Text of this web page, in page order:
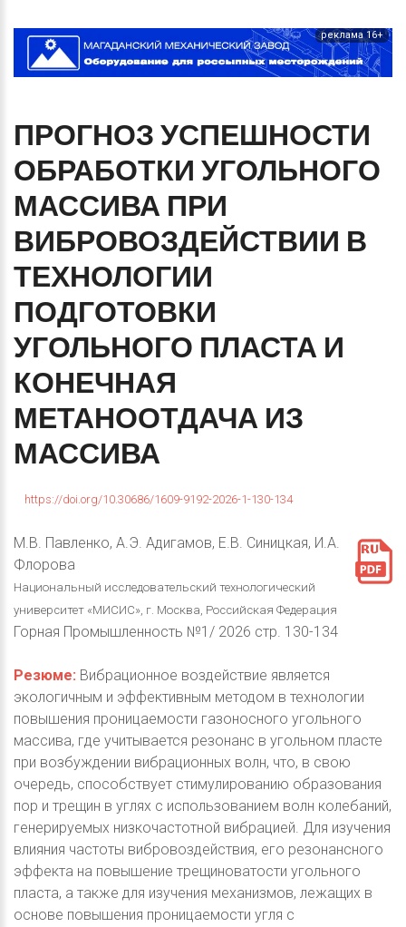
реклама 16+
ПРОГНОЗУСПЕШНОСТИ
ОБРАБОТКИ УГОЛЬНОГО
МАССИВА ПРИ
ВИБРОВОЗДЕЙСТВИИ В
ТЕХНОЛОГИИ
ПОДГОТОВКИ
УГОЛЬНОГО ПЛАСТА И
КОНЕЧНАЯ
МЕТАНООТДАЧА ИЗ
МАССИВА
https://doi.org/10.30686/1609-9192-2026-1-130-134
М.В. Павленко, А.Э. Адигамов, Е.В. Синицкая, И.А.
Флорова
Национальный исследовательский технологический
университет «МИСИС», г. Москва, Российская Федерация
Горная Промышленность №1/ 2026 стр. 130-134
Резюме: Вибрационное воздействие является
экологичным и эффективным методом в технологии
повышения проницаемости газоносного угольного
массива, где учитывается резонанс в угольном пласте
при возбуждении вибрационных волн, что, в свою
очередь, способствует стимулированию образования
пор и трещин в углях с использованием волн колебаний,
генерируемых низкочастотной вибрацией. Для изучения
влияния частоты вибровоздействия, его резонансного
эффекта на повышение трещиноватости угольного
пласта, а также для изучения механизмов, лежащих в
основе повышения проницаемости угля с